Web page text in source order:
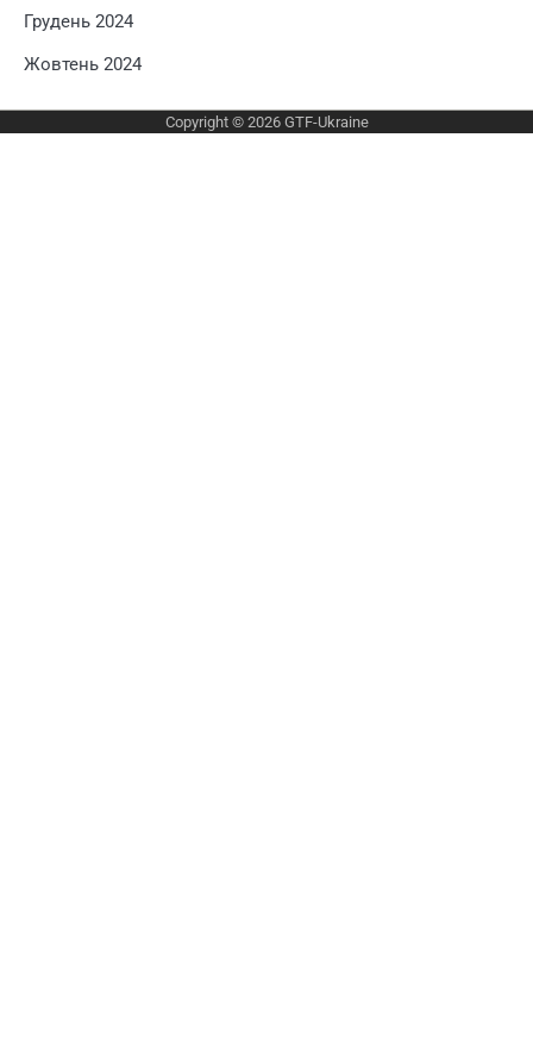
Грудень 2024
Жовтень 2024
Copyright © 2026 GTF-Ukraine